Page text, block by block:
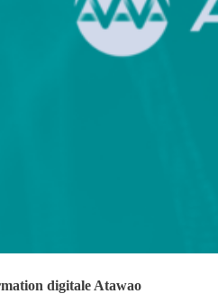
digitale Atawao